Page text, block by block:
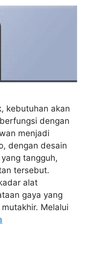
kebutuhan akan
dengan
menjadi
dengan desain
tangguh,
tersebut.
alat
gaya yang
Melalui